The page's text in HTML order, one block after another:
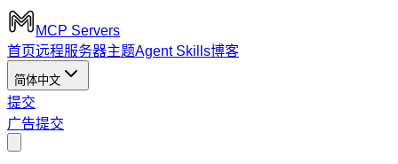
MCP Servers
首页远程服务器主题Agent Skills博客
简体中文
提交
广告提交